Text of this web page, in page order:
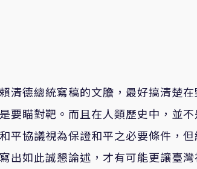
清德總統寫稿的文膽，最好搞清楚
要瞄對靶。而且在人類歷史中，並
平協議視為保證和平之必要條件，
出如此誠懇論述，才有可能更讓臺灣